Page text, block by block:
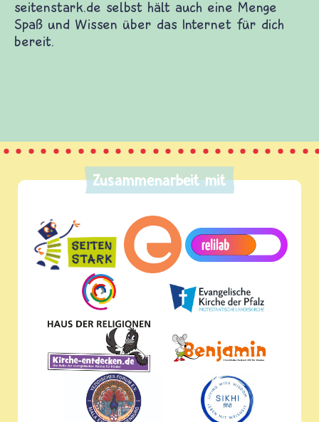
Dort warten Spiele und Filme auf
Themen. Du kannst dich mit anderen
etwas beitragen und etliches mehr.
Zusammenarbeit mit